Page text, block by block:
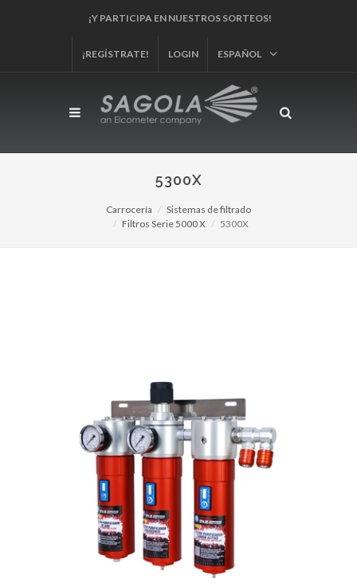
¡REGÍSTRA TU PRODUCTO!
¡REGÍSTRATE! LOGIN ESPAÑOL
5300X
Carrocería
Sistemas de filtrado
Filtros Serie 5000 X
5300X